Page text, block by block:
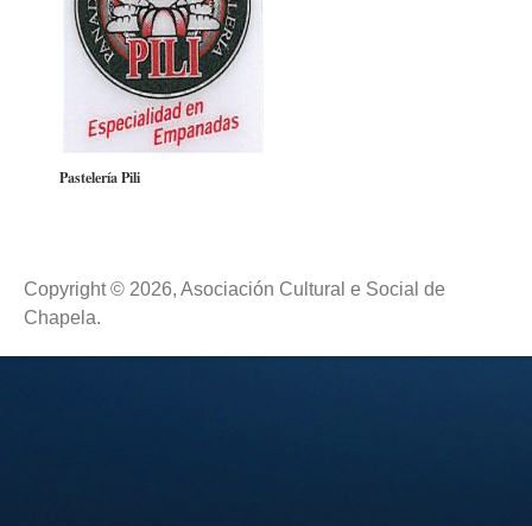
Pastelería Pili
Copyright © 2026, Asociación Cultural e Social de
Chapela.